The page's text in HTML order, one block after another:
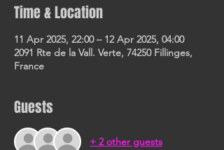
Time & Location
11 Apr 2025, 22:00 – 12 Apr 2025, 04:00
2091 Rte de la Vall. Verte, 74250 Fillinges,
France
Guests
+ 2 other guests